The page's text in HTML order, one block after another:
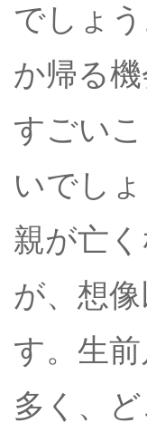
でしょ
か帰る
すごい
いでしょ
親が亡
が、想
す。生
多く、